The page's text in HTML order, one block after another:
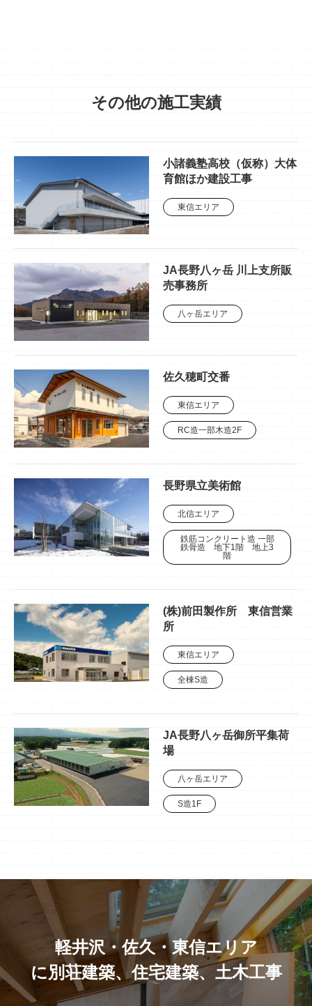
その他の施工実績
小諸義塾高校（仮称）大体
育館ほか建設工事
東信エリア
JA長野八ヶ岳 川上支所販
売事務所
八ヶ岳エリア
佐久穂町交番
東信エリア
RC造一部木造2F
長野県立美術館
北信エリア
鉄筋コンクリート造 一部
鉄骨造 地下1階 地上3
階
(株)前田製作所 東信営業
所
東信エリア
全棟S造
JA長野八ヶ岳御所平集荷
場
八ヶ岳エリア
S造1F
軽井沢・佐久・東信エリア
に別荘建築、住宅建築、土木工事